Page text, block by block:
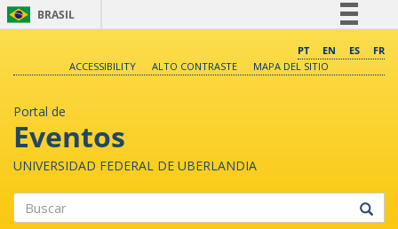
BRASIL
Comunica BR
PT EN ES
FR
ACCESSIBILITY
ALTO CONTRASTE MAPA DEL SITIO
Portal de
Eventos
UNIVERSIDAD FEDERAL DE UBERLANDIA